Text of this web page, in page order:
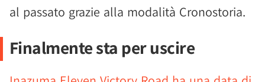
al passato grazie alla modalità Cronostoria.
Finalmente sta per uscire